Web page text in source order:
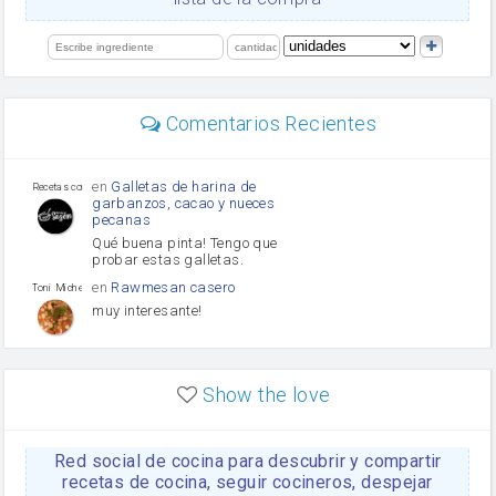
limón
Comentarios Recientes
Recetas con sazon
en Galletas de harina de
garbanzos, cacao y nueces
pecanas
Qué buena pinta! Tengo que
probar estas galletas.
Toni Michel Caubet
en Rawmesan casero
muy interesante!
enLasaña casera fácil y
HOJALDROSA TV
enGachas de la abuela
Rosa
Show the love
Red social de cocina para descubrir y compartir
recetas de cocina, seguir cocineros, despejar